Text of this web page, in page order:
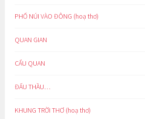
PHỐ NÚI VÀO ĐÔNG (hoạ thơ)
QUAN GIAN
CẨU QUAN
ĐẤU THẦU…
KHUNG TRỜI THƠ (hoạ thơ)